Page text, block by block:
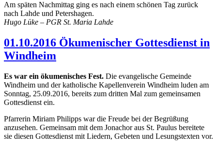
Am späten Nachmittag ging es nach einem schönen Tag zurück
nach Lahde und Petershagen.
Hugo Lüke – PGR St. Maria Lahde
01.10.2016 Ökumenischer Gottesdienst in
Windheim
Es war ein ökumenisches Fest. Die evangelische Gemeinde
Windheim und der katholische Kapellenverein Windheim luden am
Sonntag, 25.09.2016, bereits zum dritten Mal zum gemeinsamen
Gottesdienst ein.
Pfarrerin Miriam Philipps war die Freude bei der Begrüßung
anzusehen. Gemeinsam mit dem Jonachor aus St. Paulus bereitete
sie diesen Gottesdienst mit Liedern, Gebeten und Lesungstexten vor.